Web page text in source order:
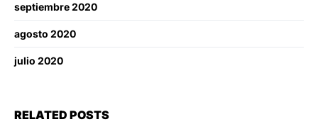
septiembre 2020
agosto 2020
julio 2020
RELATED POSTS